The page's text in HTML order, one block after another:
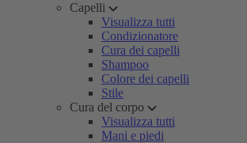
Capelli
Visualizza tutti
Condizionatore
Cura dei capelli
Shampoo
Colore dei capelli
Stile
Cura del corpo
Visualizza tutti
Mani e piedi